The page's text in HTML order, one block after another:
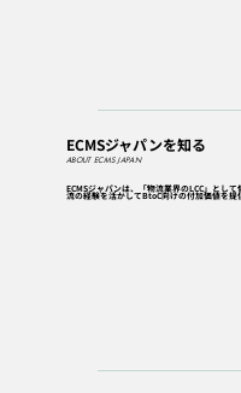
ECMSジャパンを知る
ABOUT ECMS JAPAN
ECMSジャパンは、「物流業界のLCC」とし
流の経験を活かしてBtoC向けの付加価値を提